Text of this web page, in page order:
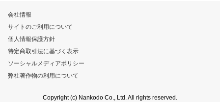
会社情報
サイトのご利用について
個人情報保護方針
特定商取引法に基づく表示
ソーシャルメディアポリシー
弊社著作物の利用について
Copyright (c) Nankodo Co., Ltd. All rights reserved.